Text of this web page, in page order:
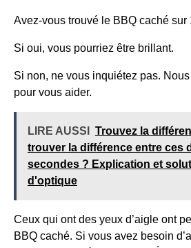
Avez-vous trouvé le BBQ caché sur
Si oui, vous pourriez être brillant.
Si non, ne vous inquiétez pas.
pour vous aider.
LIRE AUSSI
Trouvez la
trouver la différence entre ces
secondes ? Explication et
d'optique
Ceux qui ont des yeux d’aigle ont
BBQ caché. Si vous avez besoin